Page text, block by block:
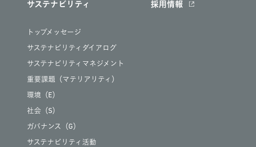
サステナビリティ
トップメッセージ
サステナビリティダイアログ
サステナビリティマネジメント
重要課題（マテリアリティ）
環境（E）
社会（S）
ガバナンス（G）
サステナビリティ活動
採用情報